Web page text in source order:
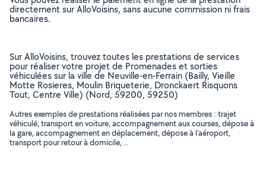
directement sur AlloVoisins, sans aucune commission ni frais
bancaires.
Sur AlloVoisins, trouvez toutes les prestations de services
pour réaliser votre projet de Promenades et sorties
véhiculées sur la ville de Neuville-en-Ferrain (Bailly, Vieille
Motte Rosieres, Moulin Briqueterie, Dronckaert Risquons
Tout, Centre Ville) (Nord, 59200, 59250)
Autres exemples de prestations réalisées par nos membres : trajet
véhiculé, transport en voiture, accompagnement aux courses, dépose à
la gare, accompagnement en déplacement, dépose à l'aéroport,
transport pour retour à domicile, ..